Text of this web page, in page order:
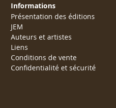
Informations
Présentation des éditions
JEM
Auteurs et artistes
Liens
Conditions de vente
Confidentialité et sécurité